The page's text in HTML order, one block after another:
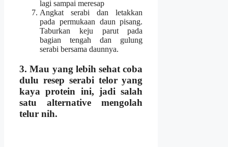
lagi sampai meresap
Angkat serabi dan letakkan
pada permukaan daun pisang.
Taburkan keju parut pada
bagian tengah dan gulung
serabi bersama daunnya.
3. Mau yang lebih sehat coba
dulu resep serabi teloryang
kaya protein ini, jadi salah
satu alternative mengolah
telur nih.